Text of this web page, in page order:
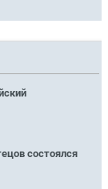
состоялся